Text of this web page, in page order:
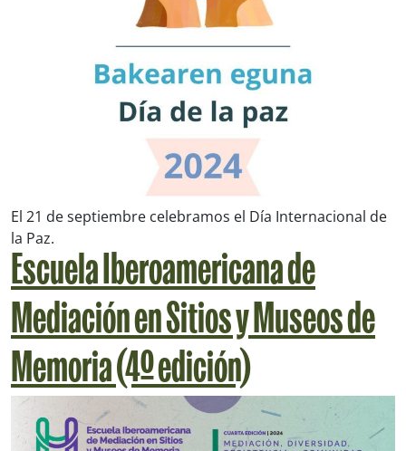
El 21 de septiembre celebramos el Día Internacional de
la Paz.
Escuela Iberoamericana de
Mediación en Sitios y Museos de
Memoria (4º edición)